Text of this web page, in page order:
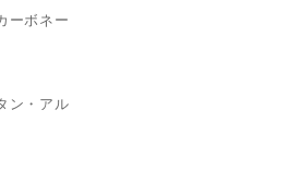
ーボネー
ン・アル